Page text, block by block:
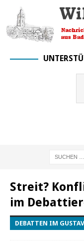
Streit?
im
DEBATTEN IM